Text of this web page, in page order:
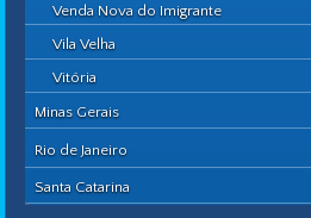
Venda Nova do Imigrante
Vila Velha
Vitória
Minas Gerais
Rio de Janeiro
Santa Catarina